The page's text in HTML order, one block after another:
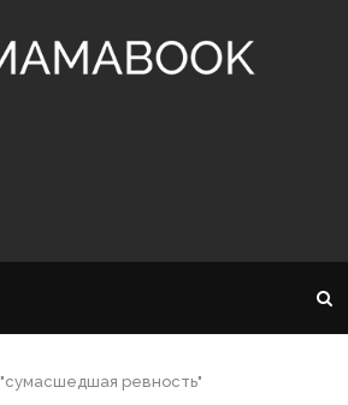
"сумасшедшая ревность"